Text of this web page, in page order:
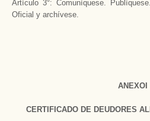
Artículo 3°: Comuníquese.
Oficial y archívese.
ANEXOI
CERTIFICADO DE DEUDORES